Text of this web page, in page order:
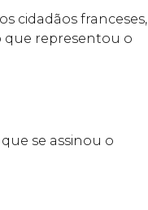
cidadãos franceses,
que representou o
se assinou o